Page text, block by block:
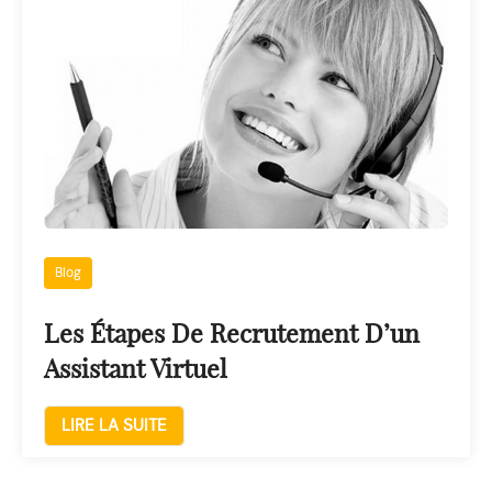
Blog
Les Étapes De Recrutement D’un
Assistant Virtuel
LIRE LA SUITE